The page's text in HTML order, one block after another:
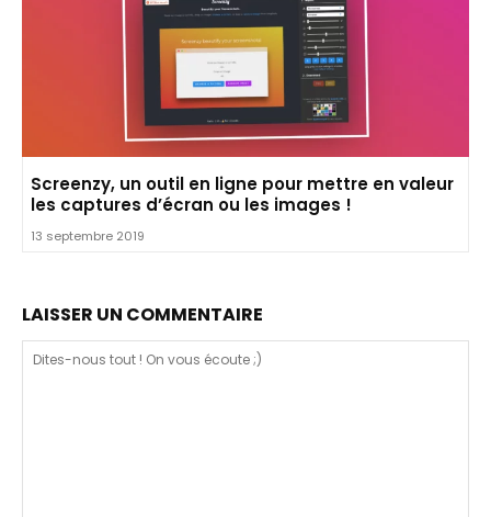
Screenzy, un outil en ligne pour mettre en valeur
les captures d’écran ou les images !
13 septembre 2019
LAISSER UN COMMENTAIRE